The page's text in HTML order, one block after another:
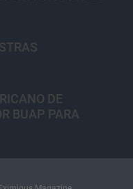
DE
BUAP PARA